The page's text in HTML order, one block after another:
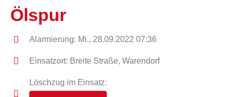
Ölspur
Alarmierung: Mi., 28.09.2022 07:36
Einsatzort: Breite Straße, Warendorf
Löschzug im Einsatz: